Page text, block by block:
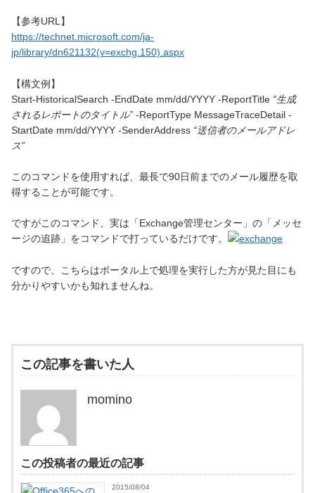
【参考URL】
https://technet.microsoft.com/ja-
jp/library/dn621132(v=exchg.150).aspx
【構文例】
Start-HistoricalSearch -EndDate mm/dd/YYYY -ReportTitle “生成
されるレポートのタイトル” -ReportType MessageTraceDetail -
StartDate mm/dd/YYYY -SenderAddress “送信者のメールアドレ
ス”
このコマンドを使用すれば、最長で90日前までのメール履歴を取
得することが可能です。
ですがこのコマンド、実は「Exchange管理センター」の「メッセ
ージの追跡」をコマンドで打っているだけです。
ですので、こちらはポータル上で処理を実行した方が見た目にも
分かりやすいかも知れませんね。
この記事を書いた人
momino
この投稿者の最近の記事
2015/08/04